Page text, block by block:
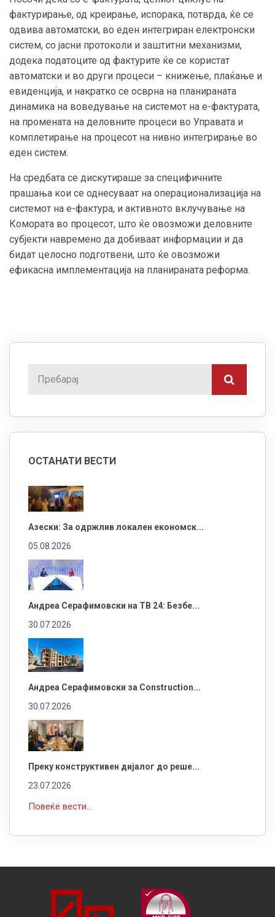
фактурирање, од креирање, испорака, потврда, ќе се
одвива автоматски, во еден интегриран електронски
систем, со јасни протоколи и заштитни механизми,
додека податоците од фактурите ќе се користат
автоматски и во други процеси – книжење, плаќање и
евиденција, и накратко се осврна на планираната
динамика на воведување на системот на е-фактурата,
на промената на деловните процеси во Управата и
комплетирање на процесот на нивно интегрирање во
еден систем.
На средбата се дискутираше за специфичните
прашања кои се однесуваат на операционализација на
системот на е-фактура, и активното вклучување на
Комората во процесот, што ќе овозможи деловните
субјекти навремено да добиваат информации и да
бидат целосно подготвени, што ќе овозможи
ефикасна имплементација на планираната реформа.
ОСТАНАТИ ВЕСТИ
Азески: За одржлив локален економск...
05.08.2026
Андреа Серафимовски на ТВ 24: Безбе...
30.07.2026
Андреа Серафимовски за Construction...
30.07.2026
Преку конструктивен дијалог до реше...
23.07.2026
Повеќе вести...